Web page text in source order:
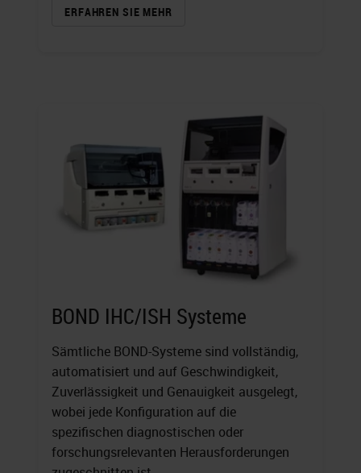
ERFAHREN SIE MEHR
BOND IHC/ISH Systeme
Sämtliche BOND-Systeme sind vollständig,
automatisiert und auf Geschwindigkeit,
Zuverlässigkeit und Genauigkeit ausgelegt,
wobei jede Konfiguration auf die
spezifischen diagnostischen oder
forschungsrelevanten Herausforderungen